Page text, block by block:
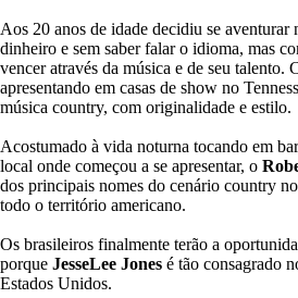
Aos 20 anos de idade decidiu se aventurar
dinheiro e sem saber falar o idioma, mas
vencer através da música e de seu talento.
apresentando em casas de show no
música country, com originalidade e estilo.
Acostumado à vida noturna tocando em
local onde começou a se apresentar, o
dos principais nomes do cenário country
todo o território americano.
Os brasileiros finalmente terão a
porque JesseLee Jones é tão consagrado
Estados Unidos.